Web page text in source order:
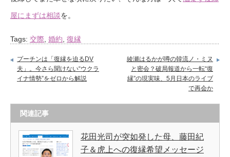
屋にまずは相談を。
Tags: 交際 婚約 復縁
プーチンは「復縁を迫るDV
夫」。今さら聞けない“ウクラ
イナ情勢”をゼロから解説
綾瀬はるかが噂の韓流ノ・ミヌ
と密会？破局報道から一転“復
縁”の現実味、5月日本のライブ
で再会か
関連記事
花田光司が突如発した母、藤田紀
子＆虎上への復縁希望メッセージ